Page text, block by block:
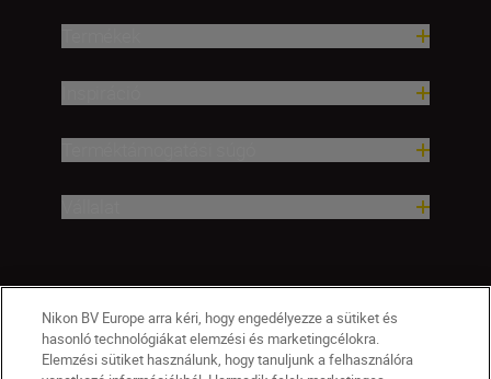
Nikon BV Europe arra kéri, hogy engedélyezze a sütiket és
hasonló technológiákat elemzési és marketingcélokra.
Elemzési sütiket használunk, hogy tanuljunk a felhasználóra